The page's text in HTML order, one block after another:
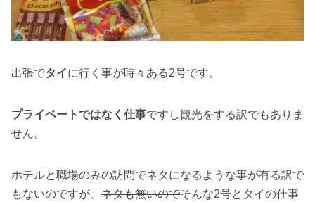
出張でタイに行く事が時々ある2号です。
プライベートではなく仕事ですし観光をする訳でもありま
せん。
ホテルと職場のみの訪問でネタになるような事が有る訳で
もないのですが、 ネタも無いのでそんな2号とタイの仕事